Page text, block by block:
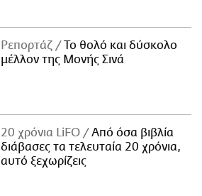
Ρεπορτάζ
Το θολό και δύσκολο
μέλλον της Μονής Σινά
20 χρόνια LiFO
Από όσα βιβλία
διάβασες τα τελευταία 20 χρόνια,
αυτό ξεχωρίζεις